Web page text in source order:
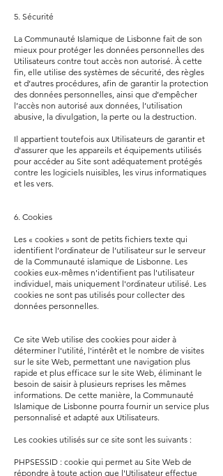
5. Sécurité
La Communauté Islamique de Lisbonne fait de son
mieux pour protéger les données personnelles des
Utilisateurs contre tout accès non autorisé. À cette
fin, elle utilise des systèmes de sécurité, des règles
et d’autres procédures, afin de garantir la protection
des données personnelles, ainsi que d’empêcher
l’accès non autorisé aux données, l’utilisation
abusive, la divulgation, la perte ou la destruction.
Il appartient toutefois aux Utilisateurs de garantir et
d'assurer que les appareils et équipements utilisés
pour accéder au Site sont adéquatement protégés
contre les logiciels nuisibles, les virus informatiques
et les vers.
6. Cookies
Les « cookies » sont de petits fichiers texte qui
identifient l’ordinateur de l’utilisateur sur le serveur
de la Communauté islamique de Lisbonne. Les
cookies eux-mêmes n'identifient pas l'utilisateur
individuel, mais uniquement l'ordinateur utilisé. Les
cookies ne sont pas utilisés pour collecter des
données personnelles.
Ce site Web utilise des cookies pour aider à
déterminer l'utilité, l'intérêt et le nombre de visites
sur le site Web, permettant une navigation plus
rapide et plus efficace sur le site Web, éliminant le
besoin de saisir à plusieurs reprises les mêmes
informations. De cette manière, la Communauté
Islamique de Lisbonne pourra fournir un service plus
personnalisé et adapté aux Utilisateurs.
Les cookies utilisés sur ce site sont les suivants :
PHPSESSID : cookie qui permet au Site Web de
répondre à toute action que l'Utilisateur effectue